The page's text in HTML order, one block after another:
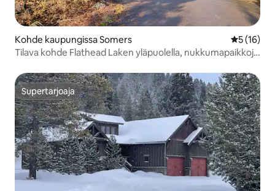
Kohde kaupungissa Somers
5 (16)
Tilava kohde Flathead Laken yläpuolella, nukkumapaikkoja
Supertarjoaja
Supertarjoaja